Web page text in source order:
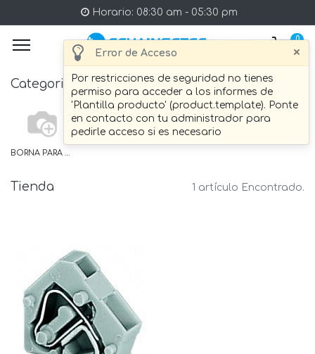
Error de Acceso ×
Por restricciones de seguridad no tienes
permiso para acceder a los informes de
'Plantilla producto' (product.template). Ponte
en contacto con tu administrador para
pedirle acceso si es necesario
Horario: 08:30 am - 05:30 pm
0
Categories
BORNA PARA PLACAS
Tienda 1 artículo Encontrado.